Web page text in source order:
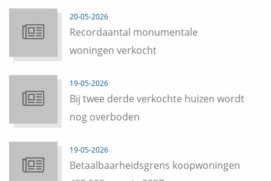
20-05-2026
Recordaantal monumentale
woningen verkocht
19-05-2026
Bij twee derde verkochte huizen wordt
nog overboden
19-05-2026
Betaalbaarheidsgrens koopwoningen